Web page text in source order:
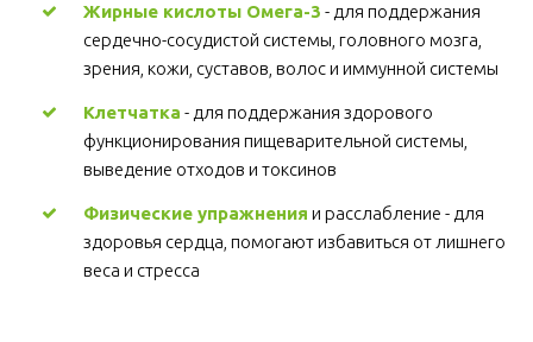
Жирные кислоты Омега-3 - для поддержания
сердечно-сосудистой системы, головного мозга,
зрения, кожи, суставов, волос и иммунной системы
Клетчатка - для поддержания здорового
функционирования пищеварительной системы,
выведение отходов и токсинов
Физические упражнения и расслабление - для
здоровья сердца, помогают избавиться от лишнего
веса и стресса